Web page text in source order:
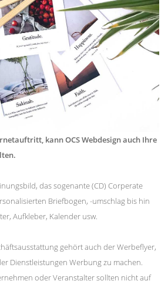
kann OCS Webdesign auch Ihre
das sogenante (CD) Corperate
Briefbogen, -umschlag bis hin
Aufkleber, Kalender usw.
gehört auch der Werbeflyer,
Dienstleistungen Werbung zu machen.
oder Veranstalter sollten nicht auf